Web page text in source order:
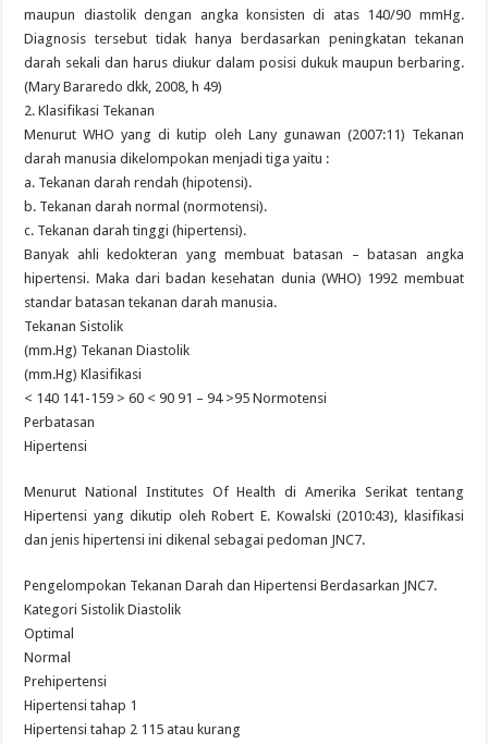
maupun diastolik dengan angka konsisten di atas 140/90 mmHg.
Diagnosis tersebut tidak hanya berdasarkan peningkatan tekanan
darah sekali dan harus diukur dalam posisi dukuk maupun berbaring.
(Mary Bararedo dkk, 2008, h 49)
2. Klasifikasi Tekanan
Menurut WHO yang di kutip oleh Lany gunawan (2007:11) Tekanan
darah manusia dikelompokan menjadi tiga yaitu :
a. Tekanan darah rendah (hipotensi).
b. Tekanan darah normal (normotensi).
c. Tekanan darah tinggi (hipertensi).
Banyak ahli kedokteran yang membuat batasan – batasan angka
hipertensi. Maka dari badan kesehatan dunia (WHO) 1992 membuat
standar batasan tekanan darah manusia.
Tekanan Sistolik
(mm.Hg) Tekanan Diastolik
(mm.Hg) Klasifikasi
< 140 141-159 > 60 < 90 91 – 94 >95 Normotensi
Perbatasan
Hipertensi
Menurut National Institutes Of Health di Amerika Serikat tentang
Hipertensi yang dikutip oleh Robert E. Kowalski (2010:43), klasifikasi
dan jenis hipertensi ini dikenal sebagai pedoman JNC7.
Pengelompokan Tekanan Darah dan Hipertensi Berdasarkan JNC7.
Kategori Sistolik Diastolik
Optimal
Normal
Prehipertensi
Hipertensi tahap 1
Hipertensi tahap 2 115 atau kurang